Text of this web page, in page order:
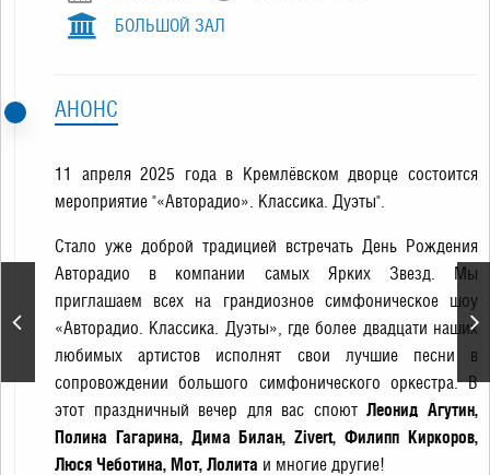
Концерт Юлдуз
Усмановой
БОЛЬШОЙ ЗАЛ
АНОНС
11 апреля 2025 года в Кремлёвском дворце состоится
мероприятие "«Авторадио». Классика. Дуэты".
Стало уже доброй традицией встречать День Рождения
Авторадио в компании самых Ярких Звезд. Мы
приглашаем всех на грандиозное симфоническое шоу
«Авторадио. Классика. Дуэты», где более двадцати наших
любимых артистов исполнят свои лучшие песни в
сопровождении большого симфонического оркестра. В
этот праздничный вечер для вас споютЛеонид Агутин,
Полина Гагарина, Дима Билан, Zivert, Филипп Киркоров,
Люся Чеботина, Мот, Лолита и многие другие!